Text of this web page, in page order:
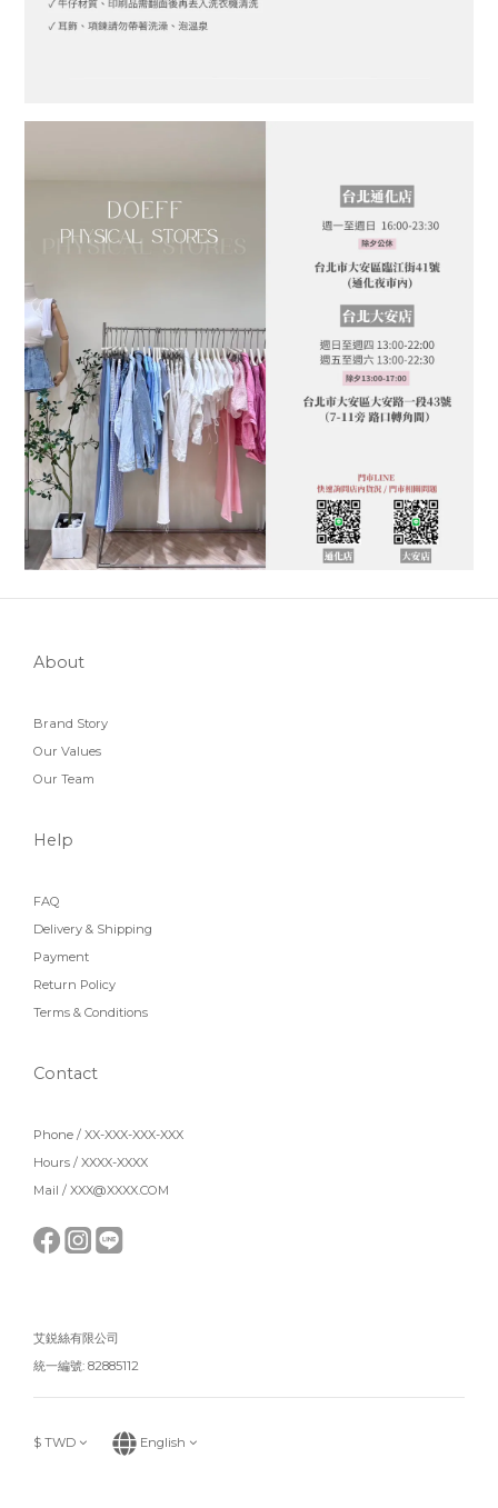
About
Brand Story
Our Values
Our Team
Help
FAQ
Delivery & Shipping
Payment
Return Policy
Terms & Conditions
Contact
Phone / XX-XXX-XXX-XXX
Hours / XXXX-XXXX
Mail / XXX@XXXX.COM
艾鋭絲有限公司
統一編號: 82885112
$ TWD English